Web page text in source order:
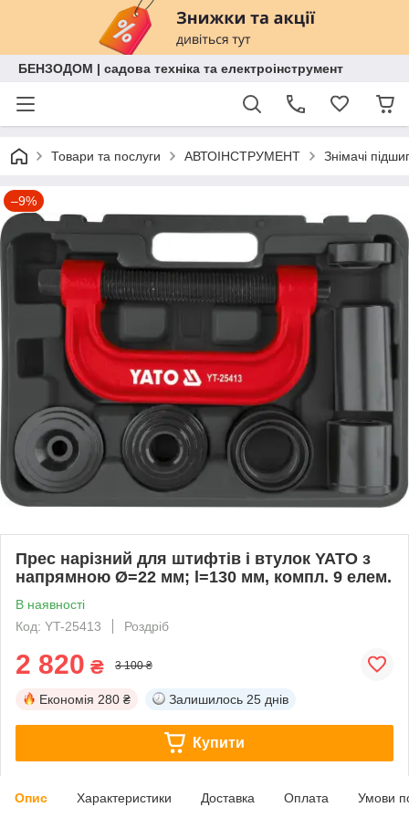
БЕНЗОДОМ | садова техніка та електроінструмент
Товари та послуги АВТОІНСТРУМЕНТ Знімачі
–9%
Прес нарізний для штифтів і втулок YATO з
напрямною Ø=22 мм; l=130 мм, компл. 9 елем.
В наявності
Код: YT-25413
Роздріб
2 820 ₴ 3 100 ₴
Економія 280 ₴ Залишилось 25 днів
Купити
Опис Характеристики Доставка Оплата Умови